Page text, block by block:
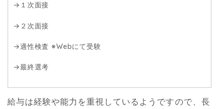
→１次面接
→２次面接
→適性検査 ※Webにて受験
→最終選考
給与は経験や能力を重視しているようですので、長